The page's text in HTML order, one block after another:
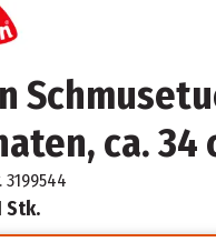
ca. 34
3199544
Stk.